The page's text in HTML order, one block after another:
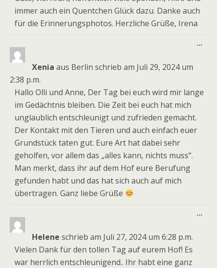
immer auch ein Quentchen Glück dazu. Danke auch
für die Erinnerungsphotos. Herzliche Grüße, Irena
Xenia aus Berlin schrieb am Juli 29, 2024 um
2:38 p.m.
Hallo Olli und Anne, Der Tag bei euch wird mir lange
im Gedächtnis bleiben. Die Zeit bei euch hat mich
unglaublich entschleunigt und zufrieden gemacht.
Der Kontakt mit den Tieren und auch einfach euer
Grundstück taten gut. Eure Art hat dabei sehr
geholfen, vor allem das „alles kann, nichts muss“.
Man merkt, dass ihr auf dem Hof eure Berufung
gefunden habt und das hat sich auch auf mich
übertragen. Ganz liebe Grüße
...
Helene schrieb am Juli 27, 2024 um 6:28 p.m.
Vielen Dank für den tollen Tag auf eurem Hof! Es
war herrlich entschleunigend.. Ihr habt eine ganz
...